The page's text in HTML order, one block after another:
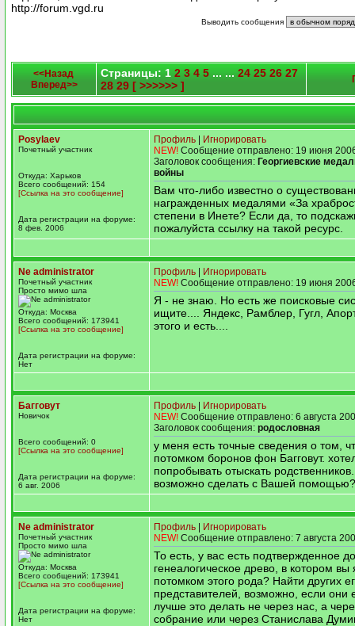
http://forum.vgd.ru
Выводить сообщения
<<Назад
Вперед>>
Страницы: 1 2 3 4 5 ... ... 24 25 26 27
28 29 [ >>>>>> ]
Posylaev
Почетный участник
Откуда: Харьков
Всего сообщений: 154
[Ссылка на это сообщение]
Дата регистрации на форуме:
8 фев. 2006
Профиль
Игнорировать
NEW! Сообщение отправлено: 19 июня
Заголовок сообщения: Георгиевские
войны
Вам что-либо известно о
награжденных медалями «За
степени в Инете? Если да, то
пожалуйста ссылку на такой ресурс.
Ne administrator
Почетный участник
Просто мимо шла
Откуда: Москва
Всего сообщений: 173941
[Ссылка на это сообщение]
Дата регистрации на форуме:
Нет
Профиль
Игнорировать
NEW! Сообщение отправлено: 19 июня
Я - не знаю. Но есть же поисковые
ищите.... Яндекс, Рамблер, Гугл,
этого и есть....
Багговут
Новичок
Всего сообщений: 0
[Ссылка на это сообщение]
Дата регистрации на форуме:
6 авг. 2006
Профиль
Игнорировать
NEW! Сообщение отправлено: 6 августа
Заголовок сообщения: родословная
у меня есть точные сведения о том,
потомком боронов фон Багговут.
попробывать отыскать
возможно сделать с Вашей помощью?
Ne administrator
Почетный участник
Просто мимо шла
Откуда: Москва
Всего сообщений: 173941
[Ссылка на это сообщение]
Дата регистрации на форуме:
Нет
Профиль
Игнорировать
NEW! Сообщение отправлено: 7 августа
То есть, у вас есть подтвержденное
генеалогическое древо, в котором вы
потомком этого рода? Найти других
представителей, возможно, если они
лучше это делать не через нас, а
собрание или через Станислава